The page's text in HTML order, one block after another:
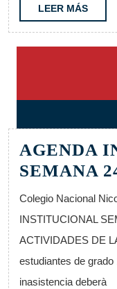
LEER MÁSLEER
MÁS
AGENDA
SEMANA
Colegio Nacional
INSTITUCIONAL
ACTIVIDADES DE
estudiantes de
inasistencia deberà